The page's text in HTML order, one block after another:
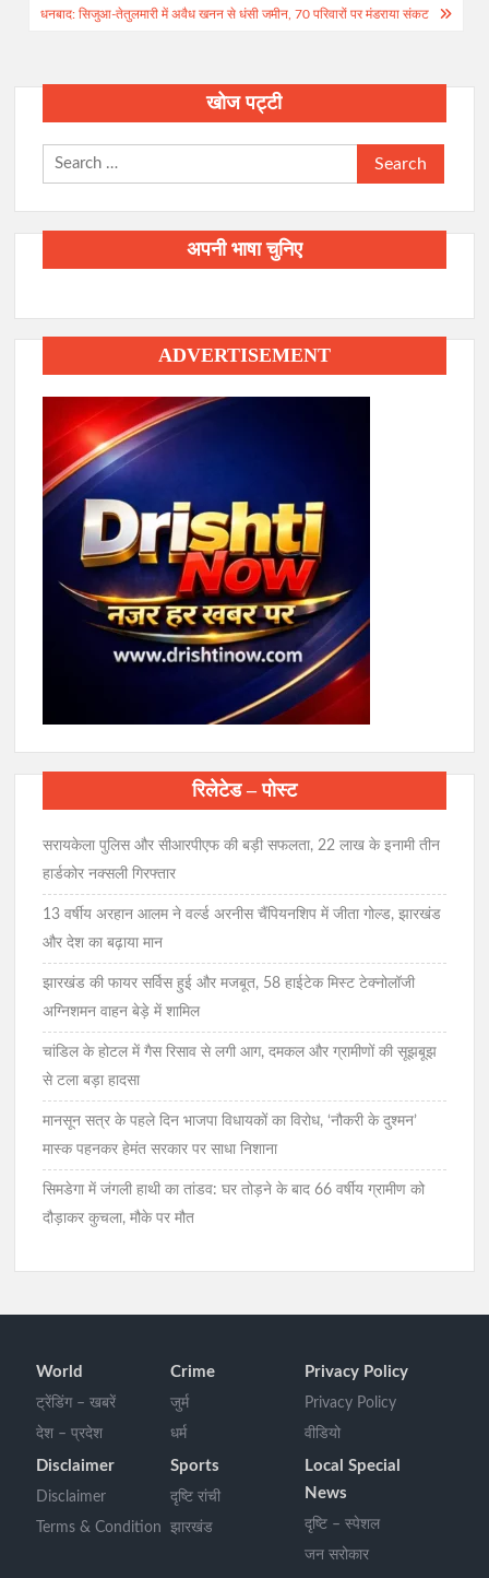
धनबाद: सिजुआ-तेतुलमारी में अवैध खनन से धंसी जमीन, 70 परिवारों पर मंडराया संकट
खोज पट्टी
Search
for:
अपनी भाषा चुनिए
ADVERTISEMENT
रिलेटेड – पोस्ट
सरायकेला पुलिस और सीआरपीएफ की बड़ी सफलता, 22 लाख के इनामी तीन
हार्डकोर नक्सली गिरफ्तार
13 वर्षीय अरहान आलम ने वर्ल्ड अरनीस चैंपियनशिप में जीता गोल्ड, झारखंड
और देश का बढ़ाया मान
झारखंड की फायर सर्विस हुई और मजबूत, 58 हाईटेक मिस्ट टेक्नोलॉजी
अग्निशमन वाहन बेड़े में शामिल
चांडिल के होटल में गैस रिसाव से लगी आग, दमकल और ग्रामीणों की सूझबूझ
से टला बड़ा हादसा
मानसून सत्र के पहले दिन भाजपा विधायकों का विरोध, ‘नौकरी के दुश्मन’
मास्क पहनकर हेमंत सरकार पर साधा निशाना
सिमडेगा में जंगली हाथी का तांडव: घर तोड़ने के बाद 66 वर्षीय ग्रामीण को
दौड़ाकर कुचला, मौके पर मौत
World
ट्रेंडिंग – खबरें
देश – प्रदेश
Crime
जुर्म
धर्म
Privacy Policy
Privacy Policy
वीडियो
Disclaimer
Disclaimer
Terms & Condition
Sports
दृष्टि रांची
झारखंड
Local Special
News
दृष्टि – स्पेशल
जन सरोकार